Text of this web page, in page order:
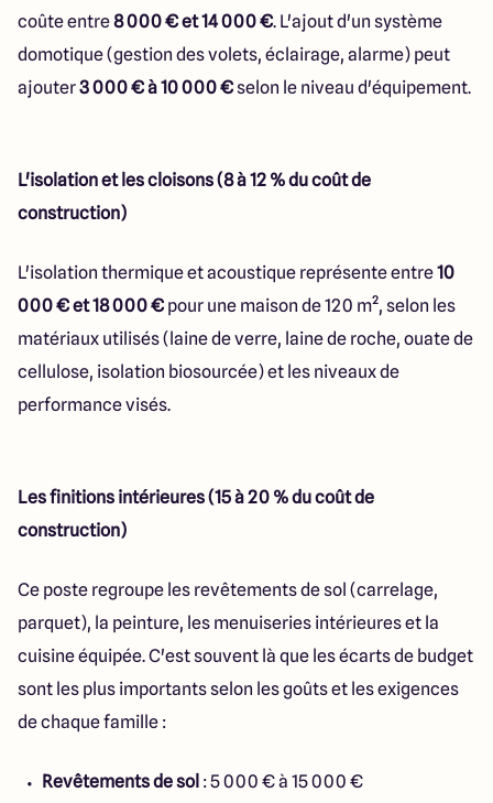
coûte entre8 000 € et 14 000 €. L'ajout d'un système
domotique (gestion des volets, éclairage, alarme) peut
ajouter3 000 € à 10 000 €selon le niveau d'équipement.
L'isolation et les cloisons (8 à 12 % du coût de
construction)
L'isolation thermique et acoustique représente entre10
000 € et 18 000 € pour une maison de 120 m², selon les
matériaux utilisés (laine de verre, laine de roche, ouate de
cellulose, isolation biosourcée) et les niveaux de
performance visés.
Les finitions intérieures (15 à 20 % du coût de
construction)
Ce poste regroupe les revêtements de sol (carrelage,
parquet), la peinture, les menuiseries intérieures et la
cuisine équipée. C'est souvent là que les écarts de budget
sont les plus importants selon les goûts et les exigences
de chaque famille :
Revêtements de sol : 5 000 € à 15 000 €